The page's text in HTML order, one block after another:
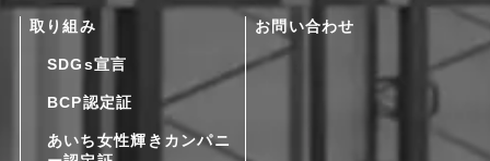
取り組み
SDGs宣言
BCP認定証
あいち女性輝きカンパニ
お問い合わせ